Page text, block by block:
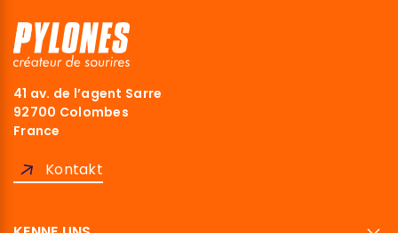
41 av. de l’agent Sarre
92700 Colombes
France
Kontakt